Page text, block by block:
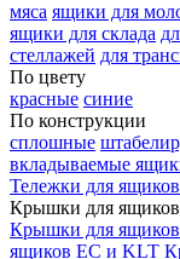
мяса ящики для
ящики для склада
стеллажей для
По цвету
красные синие
По конструкции
сплошные
вкладываемые
Тележки для ящиков
Крышки для ящиков
Крышки для
ящиков EC и KLT